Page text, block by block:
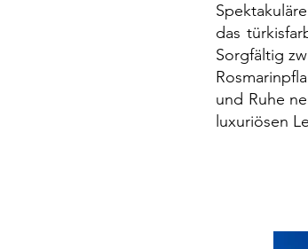
das
Sorgfältig
und Ruhe
luxuriösen